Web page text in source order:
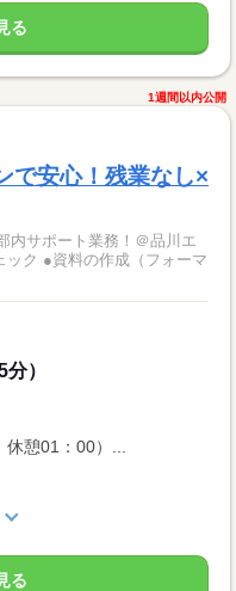
る
1週間以内公開
で安心！残業なし×
内サポート業務！＠品川エ
ク ●資料の作成（フォーマ
）
憩01：00）...
る